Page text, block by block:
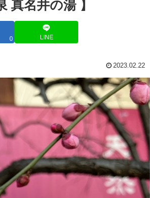
名井の湯 】
0 LINE
2023.02.22